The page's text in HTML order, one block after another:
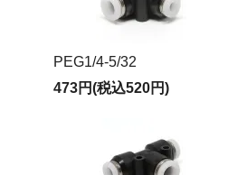
PEG1/4-5/32
473円(税込520円)